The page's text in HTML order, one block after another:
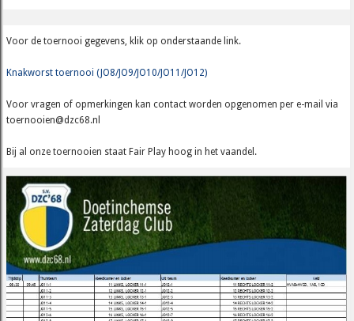
Voor de toernooi gegevens, klik op onderstaande link.
Knakworst toernooi (JO8/JO9/JO10/JO11/JO12)
Voor vragen of opmerkingen kan contact worden opgenomen per e-mail via
toernooien@dzc68.nl
Bij al onze toernooien staat Fair Play hoog in het vaandel.